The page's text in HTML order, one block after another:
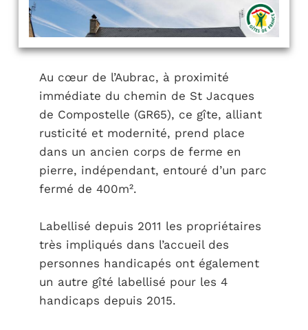
Au cœur de l’Aubrac, à proximité
immédiate du chemin de St Jacques
de Compostelle (GR65), ce gîte, alliant
rusticité et modernité, prend place
dans un ancien corps de ferme en
pierre, indépendant, entouré d’un parc
fermé de 400m².
Labellisé depuis 2011 les propriétaires
très impliqués dans l’accueil des
personnes handicapés ont également
un autre gîté labellisé pour les 4
handicaps depuis 2015.